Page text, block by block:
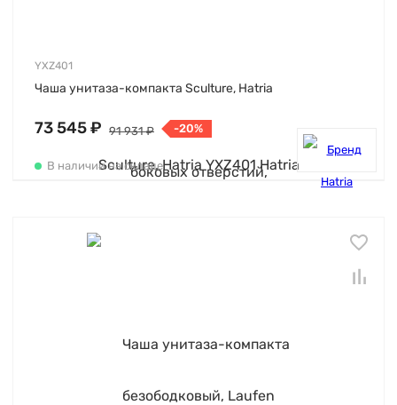
YXZ401
Чаша унитаза-компакта Sculture, Hatria
73 545 ₽ 91 931 ₽ -20%
В наличии на складе